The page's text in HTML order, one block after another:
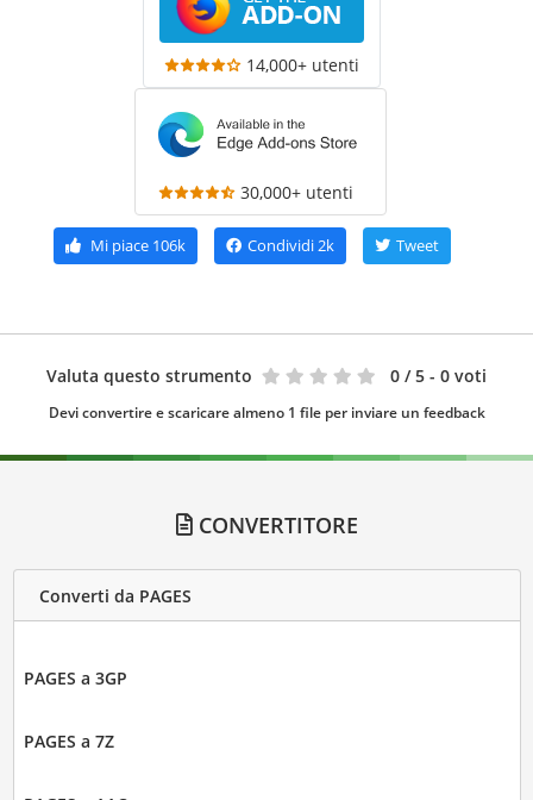
14,000+ utenti
30,000+ utenti
Mi piace 106k Condividi2k Tweet
Valuta questo strumento 0 / 5 - 0 voti
Devi convertire e scaricare almeno 1 file per inviare un feedback
CONVERTITORE
Converti da PAGES
PAGES a 3GP
PAGES a 7Z